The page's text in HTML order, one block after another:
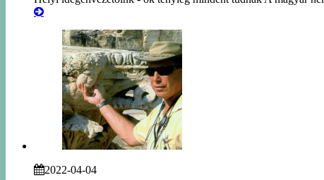
2022-04-04